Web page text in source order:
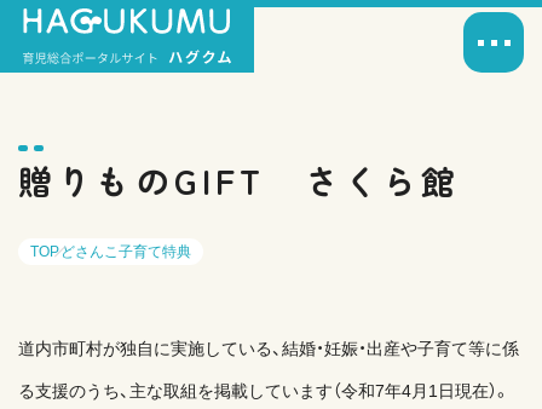
贈りものGIFT さくら館
TOPどさんこ子育て特典
道内市町村が独自に実施している、結婚・妊娠・出産や子育て等に係
る支援のうち、主な取組を掲載しています（令和7年4月1日現在）。